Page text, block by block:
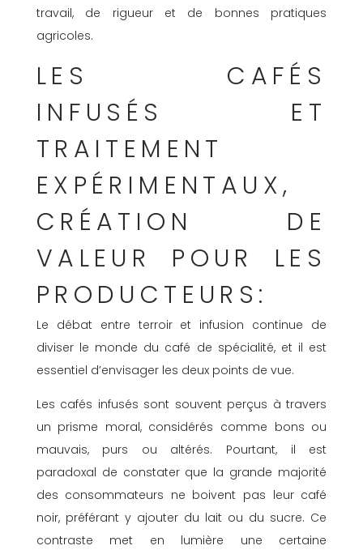
travail, de rigueur et de bonnes pratiques
agricoles.
LES CAFÉS
INFUSÉS ET
TRAITEMENT
EXPÉRIMENTAUX,
C RÉATION DE
VALEUR POUR LES
PRODUCTEURS:
Le débat entre terroir et infusion continue de
diviser le monde du café de spécialité, et il est
essentiel d’envisager les deux points de vue.
Les cafés infusés sont souvent perçus à travers
un prisme moral, considérés comme bons ou
mauvais, purs ou altérés. Pourtant, il est
paradoxal de constater que la grande majorité
des consommateurs ne boivent pas leur café
noir, préférant y ajouter du lait ou du sucre. Ce
contraste met en lumière une certaine